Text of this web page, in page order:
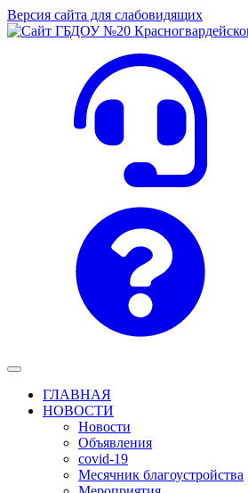
Версия сайта для слабовидящих
ГЛАВНАЯ
НОВОСТИ
Новости
Объявления
covid-19
Месячник благоустройства